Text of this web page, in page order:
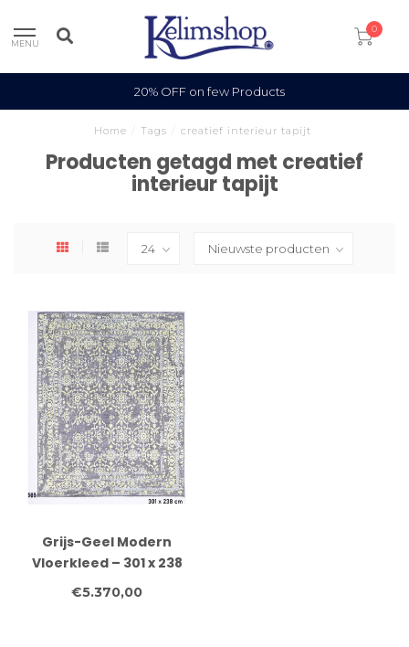
MENU
0
20% OFF on few Products
Home Tags creatief interieur tapijt
Producten getagd met creatief
interieur tapijt
Grijs-Geel Modern
Vloerkleed – 301 x 238
cm – Handgeknoopt
€5.370,00